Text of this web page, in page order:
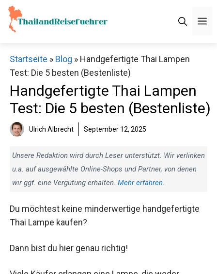
Zum
Inhalt
springen
Startseite » Blog » Handgefertigte Thai Lampen
Test: Die 5 besten (Bestenliste)
Handgefertigte Thai Lampen
Test: Die 5 besten (Bestenliste)
Ulrich Albrecht September 12, 2025
Unsere Redaktion wird durch Leser unterstützt. Wir verlinken
u.a. auf ausgewählte Online-Shops und Partner, von denen
wir ggf. eine Vergütung erhalten. Mehr erfahren.
Du möchtest keine minderwertige handgefertigte
Thai Lampe kaufen?
Dann bist du hier genau richtig!